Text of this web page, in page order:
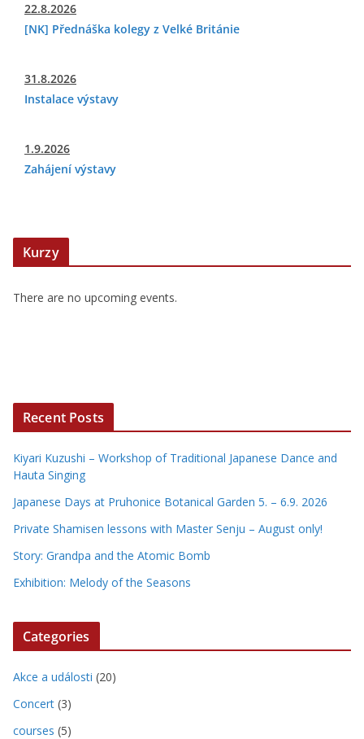
22.8.2026
[NK] Přednáška kolegy z Velké Británie
31.8.2026
Instalace výstavy
1.9.2026
Zahájení výstavy
Kurzy
There are no upcoming events.
Recent Posts
Kiyari Kuzushi – Workshop of Traditional Japanese Dance and
Hauta Singing
Japanese Days at Pruhonice Botanical Garden 5. – 6.9. 2026
Private Shamisen lessons with Master Senju – August only!
Story: Grandpa and the Atomic Bomb
Exhibition: Melody of the Seasons
Categories
Akce a události (20)
Concert (3)
courses (5)